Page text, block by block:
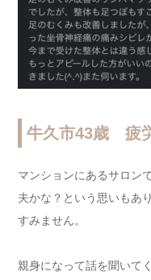
牛久市43歳 疲
マンションにあるサロン
夫かな？という思いもあ
すみません。
親身になって話を聞いて